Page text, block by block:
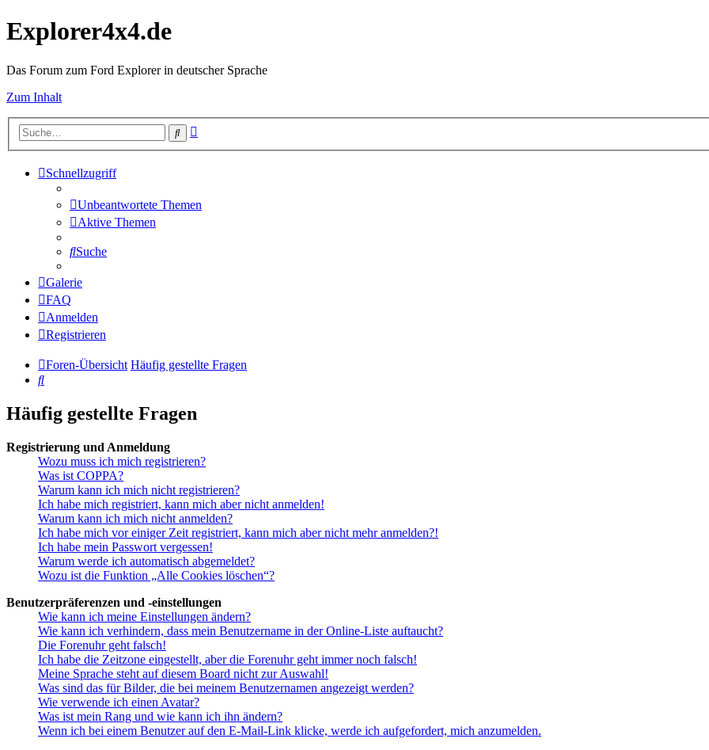
Explorer4x4.de
Das Forum zum Ford Explorer in deutscher Sprache
Zum Inhalt
Suche
Schnellzugriff
Unbeantwortete Themen
Aktive Themen
Suche
Galerie
FAQ
Anmelden
Registrieren
Foren-Übersicht Häufig gestellte Fragen
Suche
Häufig gestellte Fragen
Registrierung und Anmeldung
Wozu muss ich mich registrieren?
Was ist COPPA?
Warum kann ich mich nicht registrieren?
Ich habe mich registriert, kann mich aber nicht anmelden!
Warum kann ich mich nicht anmelden?
Ich habe mich vor einiger Zeit registriert, kann mich aber nicht mehr anmelden?!
Ich habe mein Passwort vergessen!
Warum werde ich automatisch abgemeldet?
Wozu ist die Funktion „Alle Cookies löschen“?
Benutzerpräferenzen und -einstellungen
Wie kann ich meine Einstellungen ändern?
Wie kann ich verhindern, dass mein Benutzername in der Online-Liste auftaucht?
Die Forenuhr geht falsch!
Ich habe die Zeitzone eingestellt, aber die Forenuhr geht immer noch falsch!
Meine Sprache steht auf diesem Board nicht zur Auswahl!
Was sind das für Bilder, die bei meinem Benutzernamen angezeigt werden?
Wie verwende ich einen Avatar?
Was ist mein Rang und wie kann ich ihn ändern?
Wenn ich bei einem Benutzer auf den E-Mail-Link klicke, werde ich aufgefordert, mich anzumelden.